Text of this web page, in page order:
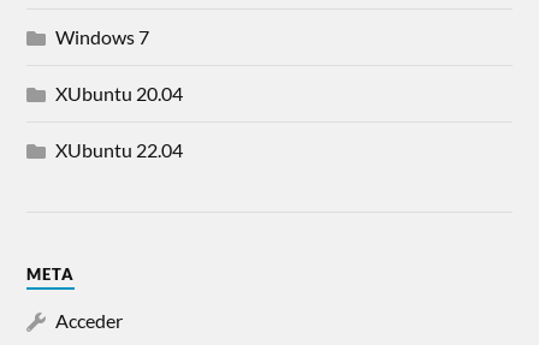
Windows 7
XUbuntu 20.04
XUbuntu 22.04
META
Acceder